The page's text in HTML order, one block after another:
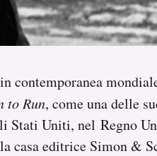
contemporanea
to Run, come una delle
Stati Uniti, nel Regno
casa editrice Simon &